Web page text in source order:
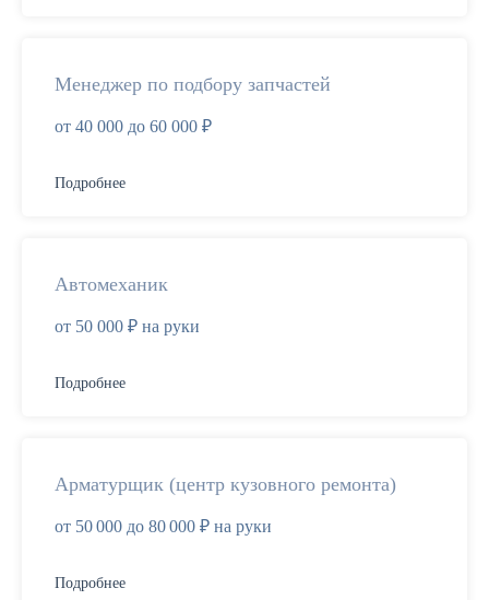
Менеджер по подбору запчастей
от 40 000 до 60 000 ₽
Подробнее
Автомеханик
от 50 000 ₽ на руки
Подробнее
Арматурщик (центр кузовного ремонта)
от 50 000 до 80 000 ₽ на руки
Подробнее